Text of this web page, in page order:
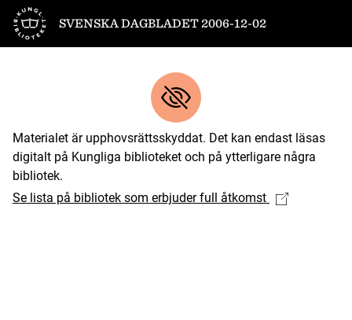
Till startsidan
SVENSKA DAGBLADET 2006-12-02
Materialet är upphovsrättsskyddat. Det kan endast läsas
digitalt på Kungliga biblioteket och på ytterligare några
bibliotek.
Se lista på bibliotek som erbjuder full åtkomst